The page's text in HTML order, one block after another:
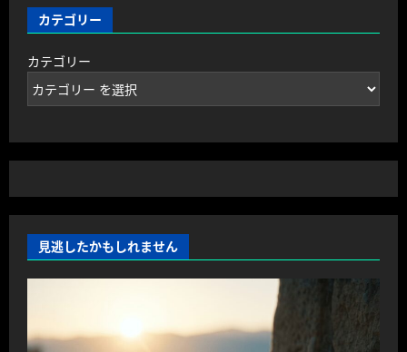
カテゴリー
カテゴリー
見逃したかもしれません